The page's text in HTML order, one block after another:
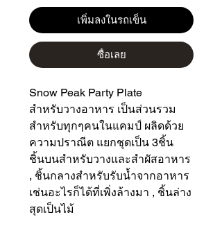
เพิ่มลงในรถเข็น
ซื้อเลย
Snow Peak Party Plate
สำหรับวางอาหาร เป็นส่วนรวม
สำหรับทุกๆคนในแคมป์ ผลิดด้วย
ความปราณีต แยกชุดเป็น 3ชิ้น
ชิ้นบนสำหรับวางและสำผัสอาหาร
, ชิ้นกลางสำหรับรับน้ำจากอาหาร
เช่นอะไรก็ได้ที่เพิ่งล้างมา , ชิ้นล่าง
สุดเป็นไม้